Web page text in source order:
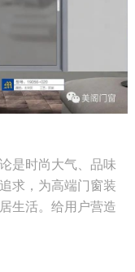
是时尚大气、品味
求，为高端门窗装
生活。给用户营造